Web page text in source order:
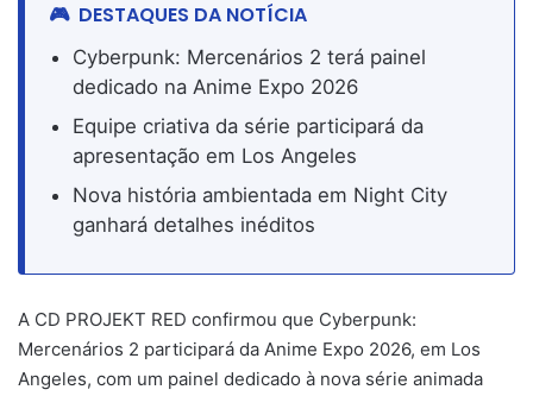
DESTAQUES DA NOTÍCIA
Cyberpunk: Mercenários 2 terá painel
dedicado na Anime Expo 2026
Equipe criativa da série participará da
apresentação em Los Angeles
Nova história ambientada em Night City
ganhará detalhes inéditos
A CD PROJEKT RED confirmou que Cyberpunk:
Mercenários 2 participará da Anime Expo 2026, em Los
Angeles, com um painel dedicado à nova série animada